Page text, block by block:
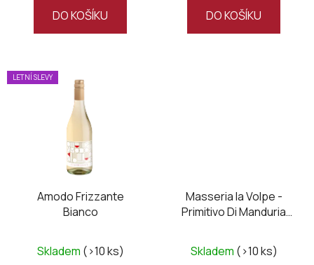
z
DO KOŠÍKU
z
DO KOŠÍKU
LETNÍ SLEVY
Amodo Frizzante
Bianco
Skladem (>10 ks)
Masseria la Volpe -
Primitivo Di Manduria
hodnocení
Skladem (>10 ks)